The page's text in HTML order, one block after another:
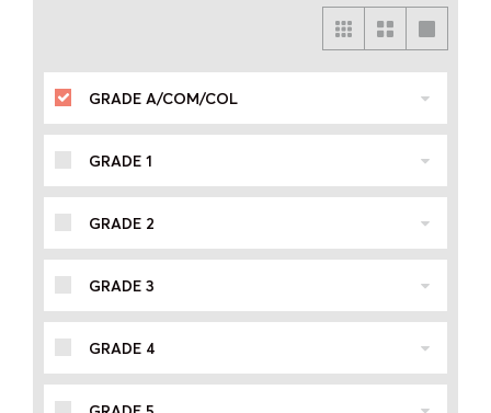
GRADE A/COM/COL
GRADE 1
GRADE 2
GRADE 3
GRADE 4